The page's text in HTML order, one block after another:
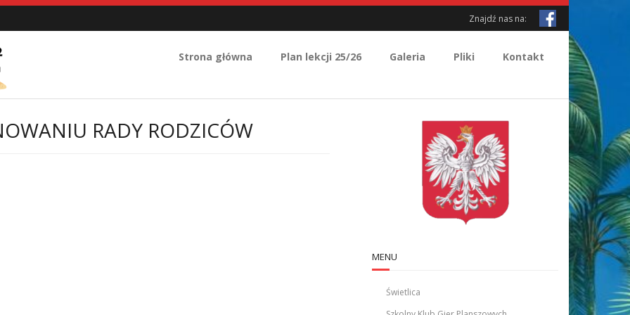
Znajdź nas na:
Strona główna Plan lekcji 25/26 Galeria Pliki Kontakt
RADY RODZICÓW
MENU
Świetlica